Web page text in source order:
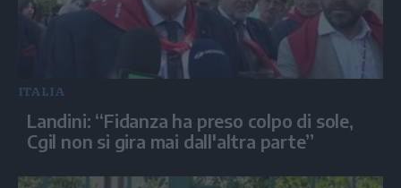
ITALIA
Landini: “Fidanza ha preso colpo di sole,
Cgil non si gira mai dall'altra parte”